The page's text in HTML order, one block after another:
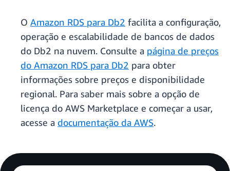
O Amazon RDS para Db2 facilita a configuração,
operação e escalabilidade de bancos de dados
do Db2 na nuvem. Consulte a página de preços
do Amazon RDS para Db2 para obter
informações sobre preços e disponibilidade
regional. Para saber mais sobre a opção de
licença do AWS Marketplace e começar a usar,
acesse a documentação da AWS.